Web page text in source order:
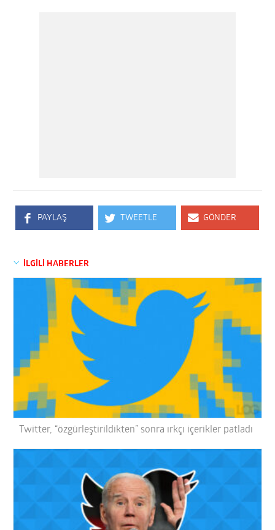
PAYLAŞ TWEETLE GÖNDER
İLGİLİ HABERLER
Twitter, “özgürleştirildikten” sonra ırkçı içerikler patladı